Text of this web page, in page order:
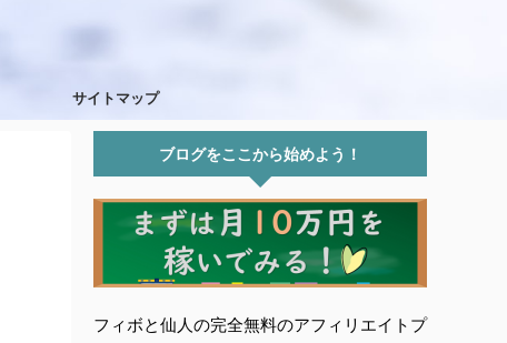
サイトマップ
ブログをここから始めよう！
フィボと仙人の完全無料のアフィリエイトプ